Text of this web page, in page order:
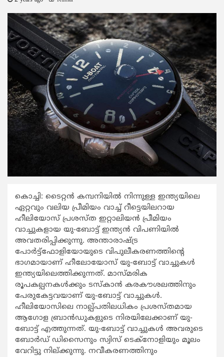
കൊച്ചി: ടൈറ്റന്‍ കമ്പനിയിൽ നിന്നുള്ള ഇന്ത്യയിലെ
ഏറ്റവും വലിയ പ്രീമിയം വാച്ച് റീട്ടെയിലറായ
ഹീലിയോസ് പ്രശസ്‌ത ഇറ്റാലിയന്‍ പ്രീമിയം
വാച്ചുകളായ യു-ബോട്ട് ഇന്ത്യന്‍ വിപണിയില്‍
അവതരിപ്പിക്കുന്നു. അന്താരാഷ്ട്ര
പോർട്ട്ഫോളിയോയുടെ വിപുലീകരണത്തിന്‍റെ
ഭാഗമായാണ് ഹീലോയോസ് യു-ബോട്ട് വാച്ചുകള്‍
ഇന്ത്യയിലെത്തിക്കുന്നത്. മാസ്‌മരിക
രൂപകല്പനകള്‍ക്കും ടസ്‌കാന്‍ കരകൗശലത്തിനും
പേരുകേട്ടവയാണ് യു-ബോട്ട് വാച്ചുകള്‍.
ഹീലിയോസിലെ നാല്പ്പതിലധികം പ്രശസ്തമായ
ആഗോള ബ്രാൻഡുകളുടെ നിരയിലേക്കാണ് യു-
ബോട്ട് എത്തുന്നത്. യു-ബോട്ട് വാച്ചുകള്‍ അവരുടെ
ബോർഡ് ഡിസൈനും സ്വിസ് ടെക്നോളിയും മൂലം
വേറിട്ടു നില്ക്കുന്നു. നവീകരണത്തിനും